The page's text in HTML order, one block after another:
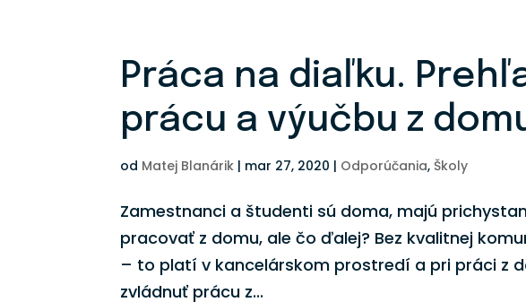
Práca na diaľku.
prácu a výučbu z
od Matej Blanárik | mar 27, 2020 | Odporúčania, Školy
Zamestnanci a študenti sú doma, majú
pracovať z domu, ale čo ďalej? Bez kvalitnej
– to platí v kancelárskom prostredí a pri práci z
zvládnuť prácu z...